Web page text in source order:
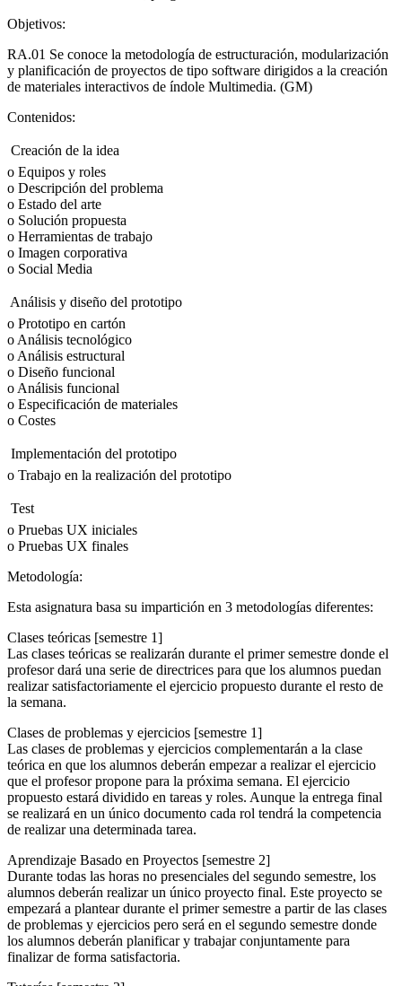
Objetivos:
RA.01 Se conoce la metodología de estructuración, modularización
y planificación de proyectos de tipo software dirigidos a la creación
de materiales interactivos de índole Multimedia. (GM)
Contenidos:
 Creación de la idea
o Equipos y roles
o Descripción del problema
o Estado del arte
o Solución propuesta
o Herramientas de trabajo
o Imagen corporativa
o Social Media
 Análisis y diseño del prototipo
o Prototipo en cartón
o Análisis tecnológico
o Análisis estructural
o Diseño funcional
o Análisis funcional
o Especificación de materiales
o Costes
 Implementación del prototipo
o Trabajo en la realización del prototipo
 Test
o Pruebas UX iniciales
o Pruebas UX finales
Metodología:
Esta asignatura basa su impartición en 3 metodologías diferentes:
Clases teóricas [semestre 1]
Las clases teóricas se realizarán durante el primer semestre donde el
profesor dará una serie de directrices para que los alumnos puedan
realizar satisfactoriamente el ejercicio propuesto durante el resto de
la semana.
Clases de problemas y ejercicios [semestre 1]
Las clases de problemas y ejercicios complementarán a la clase
teórica en que los alumnos deberán empezar a realizar el ejercicio
que el profesor propone para la próxima semana. El ejercicio
propuesto estará dividido en tareas y roles. Aunque la entrega final
se realizará en un único documento cada rol tendrá la competencia
de realizar una determinada tarea.
Aprendizaje Basado en Proyectos [semestre 2]
Durante todas las horas no presenciales del segundo semestre, los
alumnos deberán realizar un único proyecto final. Este proyecto se
empezará a plantear durante el primer semestre a partir de las clases
de problemas y ejercicios pero será en el segundo semestre donde
los alumnos deberán planificar y trabajar conjuntamente para
finalizar de forma satisfactoria.